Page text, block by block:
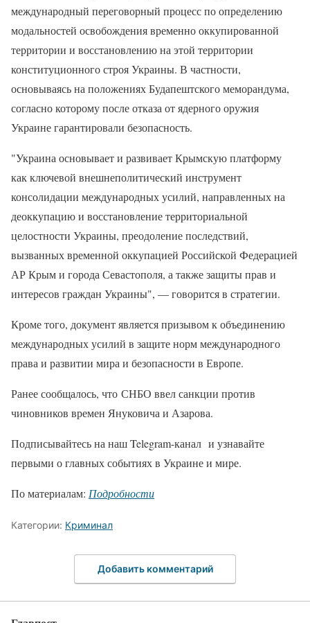
международный переговорный процесс по определению
модальностей освобождения временно оккупированной
территории и восстановлению на этой территории
конституционного строя Украины. В частности,
основываясь на положениях Будапештского меморандума,
согласно которому после отказа от ядерного оружия
Украине гарантировали безопасность.
"Украина основывает и развивает Крымскую платформу
как ключевой внешнеполитический инструмент
консолидации международных усилий, направленных на
деоккупацию и восстановление территориальной
целостности Украины, преодоление последствий,
вызванных временной оккупацией Российской Федерацией
АР Крым и города Севастополя, а также защиты прав и
интересов граждан Украины", — говорится в стратегии.
Кроме того, документ является призывом к объединению
международных усилий в защите норм международного
права и развитии мира и безопасности в Европе.
Ранее сообщалось, что СНБО ввел санкции против
чиновников времен Януковича и Азарова.
Подписывайтесь на наш Telegram-канал и узнавайте
первыми о главных событиях в Украине и мире.
По материалам: Подробности
Категории: Криминал
Добавить комментарий